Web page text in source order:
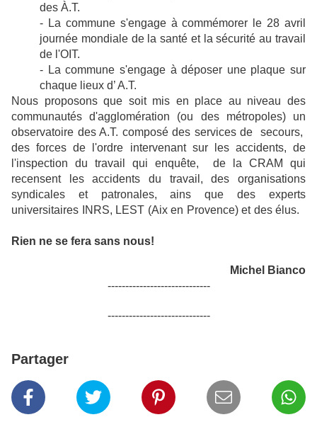
des À.T.
- La commune s'engage à commémorer le 28 avril
journée mondiale de la santé et la sécurité au travail
de l'OIT.
- La commune s'engage à déposer une plaque sur
chaque lieux d’ A.T.
Nous proposons que soit mis en place au niveau des
communautés d'agglomération (ou des métropoles) un
observatoire des A.T. composé des services de secours,
des forces de l'ordre intervenant sur les accidents, de
l'inspection du travail qui enquête, de la CRAM qui
recensent les accidents du travail, des organisations
syndicales et patronales, ains que des experts
universitaires INRS, LEST (Aix en Provence) et des élus.
Rien ne se fera sans nous!
Michel Bianco
-----------------------------
-----------------------------
Partager